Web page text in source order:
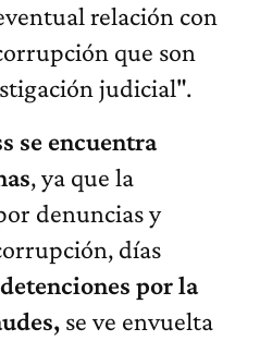
relación con
que son
judicial".
se encuentra
, ya que la
denuncias y
días
por la
se ve envuelta